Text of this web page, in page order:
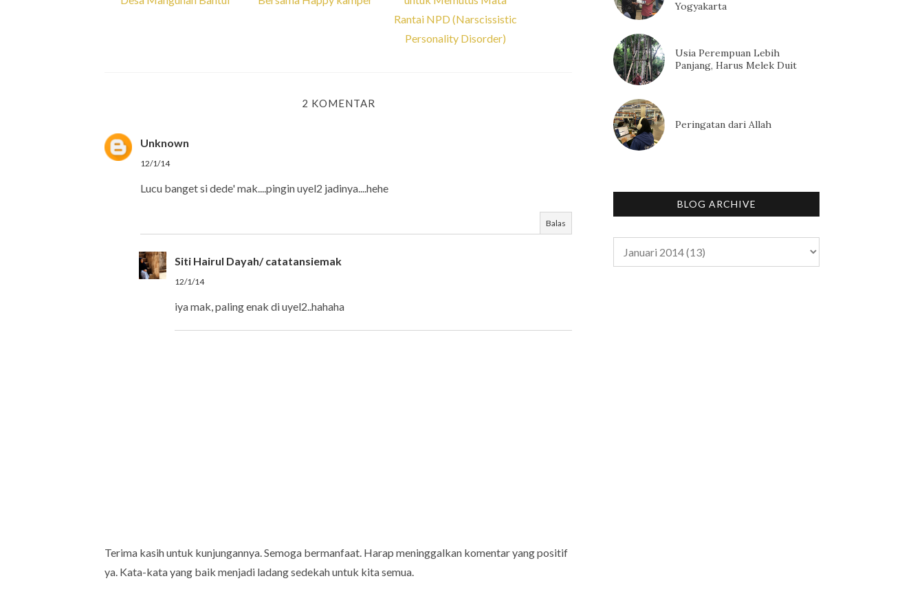
Rantai NPD (Narscissistic
Personality Disorder)
2 KOMENTAR
Unknown
12/1/14
Lucu banget si dede' mak....pingin uyel2 jadinya....hehe
Balas
Siti Hairul Dayah/ catatansiemak
12/1/14
iya mak, paling enak di uyel2..hahaha
Terima kasih untuk kunjungannya. Semoga bermanfaat. Harap meninggalkan komentar yang positif
ya. Kata-kata yang baik menjadi ladang sedekah untuk kita semua.
Yogyakarta
Usia Perempuan Lebih
Panjang, Harus Melek Duit
Peringatan dari Allah
BLOG ARCHIVE